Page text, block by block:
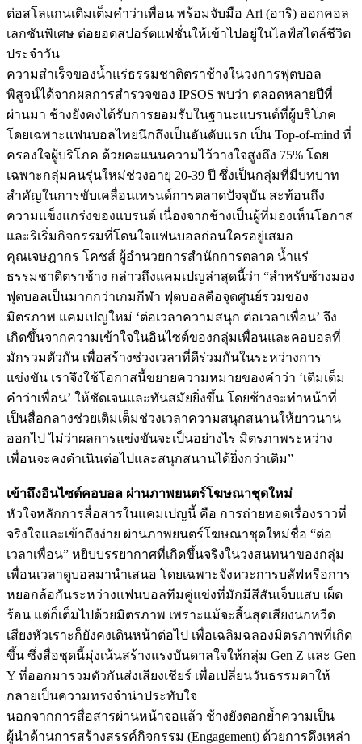
ต่อสโลแกนเติมเต็มคำว่าเพื่อน พร้อมจับมือ Ari (อาริ) ออกคอล
เลกชันพิเศษ ต่อยอดสปอร์ตแฟชั่นให้เข้าไปอยู่ในไลฟ์สไตล์ชีวิต
ประจำวัน
ความสำเร็จของน้ำแร่ธรรมชาติตราช้างในวงการฟุตบอล
พิสูจน์ได้จากผลการสำรวจของ IPSOS พบว่า ตลอดหลายปีที่
ผ่านมา ช้างยังคงได้รับการยอมรับในฐานะแบรนด์ที่ผู้บริโภค
โดยเฉพาะแฟนบอลไทยนึกถึงเป็นอันดับแรก เป็น Top-of-mind ที่
ครองใจผู้บริโภค ด้วยคะแนนความไว้วางใจสูงถึง 75% โดย
เฉพาะกลุ่มคนรุ่นใหม่ช่วงอายุ 20-39 ปี ซึ่งเป็นกลุ่มที่มีบทบาท
สำคัญในการขับเคลื่อนเทรนด์การตลาดปัจจุบัน สะท้อนถึง
ความแข็งแกร่งของแบรนด์ เนื่องจากช้างเป็นผู้ที่มองเห็นโอกาส
และริเริ่มกิจกรรมที่โดนใจแฟนบอลก่อนใครอยู่เสมอ
คุณเจษฎากร โคชส์ ผู้อำนวยการสำนักการตลาด น้ำแร่
ธรรมชาติตราช้าง กล่าวถึงแคมเปญล่าสุดนี้ว่า “สำหรับช้างมอง
ฟุตบอลเป็นมากกว่าเกมกีฬา ฟุตบอลคือจุดศูนย์รวมของ
มิตรภาพ แคมเปญใหม่ ‘ต่อเวลาความสนุก ต่อเวลาเพื่อน’ จึง
เกิดขึ้นจากความเข้าใจในอินไซต์ของกลุ่มเพื่อนและคอบอลที่
มักรวมตัวกัน เพื่อสร้างช่วงเวลาที่ดีร่วมกันในระหว่างการ
แข่งขัน เราจึงใช้โอกาสนี้ขยายความหมายของคำว่า ‘เติมเต็ม
คำว่าเพื่อน’ ให้ชัดเจนและทันสมัยยิ่งขึ้น โดยช้างจะทำหน้าที่
เป็นสื่อกลางช่วยเติมเต็มช่วงเวลาความสนุกสนานให้ยาวนาน
ออกไป ไม่ว่าผลการแข่งขันจะเป็นอย่างไร มิตรภาพระหว่าง
เพื่อนจะคงดำเนินต่อไปและสนุกสนานได้ยิ่งกว่าเดิม”
เข้าถึงอินไซต์คอบอล ผ่านภาพยนตร์โฆษณาชุดใหม่
หัวใจหลักการสื่อสารในแคมเปญนี้ คือ การถ่ายทอดเรื่องราวที่
จริงใจและเข้าถึงง่าย ผ่านภาพยนตร์โฆษณาชุดใหม่ชื่อ “ต่อ
เวลาเพื่อน” หยิบบรรยากาศที่เกิดขึ้นจริงในวงสนทนาของกลุ่ม
เพื่อนเวลาดูบอลมานำเสนอ โดยเฉพาะจังหวะการบลัฟหรือการ
หยอกล้อกันระหว่างแฟนบอลทีมคู่แข่งที่มักมีสีสันเจ็บแสบ เผ็ด
ร้อน แต่ก็เต็มไปด้วยมิตรภาพ เพราะแม้จะสิ้นสุดเสียงนกหวีด
เสียงหัวเราะก็ยังคงเดินหน้าต่อไป เพื่อเฉลิมฉลองมิตรภาพที่เกิด
ขึ้น ซึ่งสื่อชุดนี้มุ่งเน้นสร้างแรงบันดาลใจให้กลุ่ม Gen Z และ Gen
Y ที่ออกมารวมตัวกันส่งเสียงเชียร์ เพื่อเปลี่ยนวันธรรมดาให้
กลายเป็นความทรงจำน่าประทับใจ
นอกจากการสื่อสารผ่านหน้าจอแล้ว ช้างยังตอกย้ำความเป็น
ผู้นำด้านการสร้างสรรค์กิจกรรม (Engagement) ด้วยการดึงเหล่า